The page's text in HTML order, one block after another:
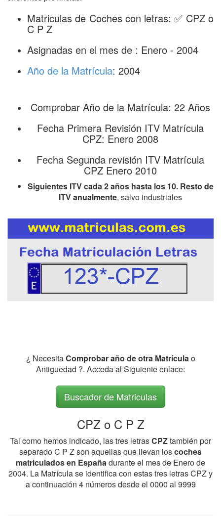
Matriculas de Coches con letras: ✅ CPZ o
C P Z
Asignadas en el mes de : Enero - 2004
Año de la Matrícula: 2004
Comprobar Año de la Matrícula: 22 Años
Fecha Primera Revisión ITV Matrícula
CPZ: Enero 2008
Fecha Segunda revisión ITV Matrícula
CPZ Enero 2010
Siguientes ITV cada 2 años hasta los 10. Resto de
ITV anualmente, salvo industriales
¿ NecesitaComprobar año de otra Matrículao
Antiguedad ?. Acceda al Siguiente enlace:
Buscador de Matriculas
CPZ o C P Z
Tal como hemos indicado, las tres letrasCPZtambién por
separado C P Z son aquellas que llevan loscoches
matriculados en Españadurante el mes de Enero de
2004. La Matrícula se identifica con estas tres letras CPZ y
a continuación 4 números desde el 0000 al 9999